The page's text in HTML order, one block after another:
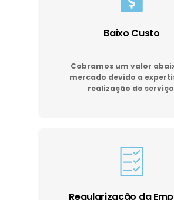
Baixo Custo
Cobramos um valor
mercado devido a
realização do
Regularização da